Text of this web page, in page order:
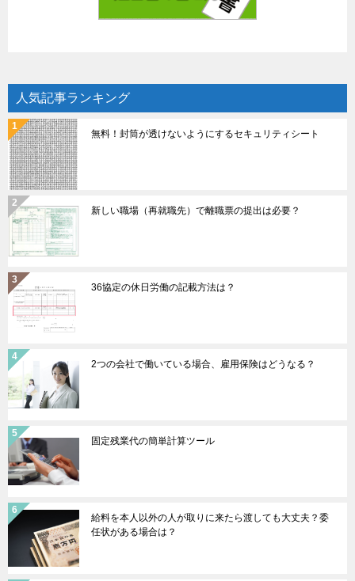
人気記事ランキング
無料！封筒が透けないようにするセキュリティシート
新しい職場（再就職先）で離職票の提出は必要？
36協定の休日労働の記載方法は？
2つの会社で働いている場合、雇用保険はどうなる？
固定残業代の簡単計算ツール
給料を本人以外の人が取りに来たら渡しても大丈夫？委
任状がある場合は？